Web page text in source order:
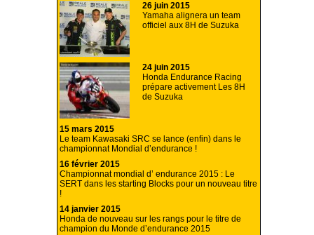
26 juin 2015
Yamaha alignera un team
officiel aux 8H de Suzuka
24 juin 2015
Honda Endurance Racing
prépare activement Les 8H
de Suzuka
15 mars 2015
Le team Kawasaki SRC se lance (enfin) dans le
championnat Mondial d’endurance !
16 février 2015
Championnat mondial d’ endurance 2015 : Le
SERT dans les starting Blocks pour un nouveau titre
!
14 janvier 2015
Honda de nouveau sur les rangs pour le titre de
champion du Monde d’endurance 2015